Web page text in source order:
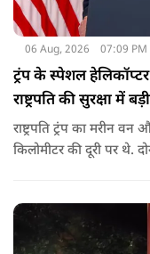
06 Aug, 2026 07:09 PM
ट्रंप के स्पेशल
राष्ट्रपति की सुरक्षा में
राष्ट्रपति ट्रंप का मरीन
किलोमीटर की दूरी पर थे.